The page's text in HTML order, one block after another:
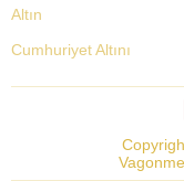
Altın
Cumhuriyet Altını
Dolar Kuru